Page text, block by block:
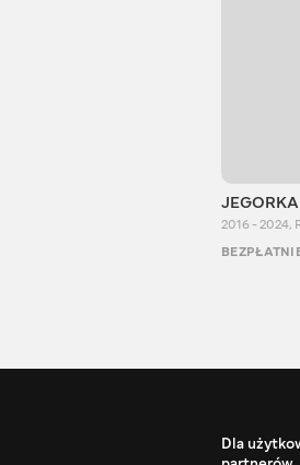
2016 - 2024,
Dla